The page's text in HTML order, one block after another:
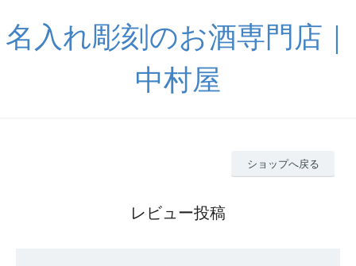
名入れ彫刻のお酒専門店｜
中村屋
ショップへ戻る
レビュー投稿